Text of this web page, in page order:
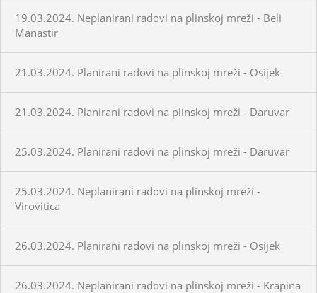
19.03.2024. Neplanirani radovi na plinskoj mreži - Beli
Manastir
21.03.2024. Planirani radovi na plinskoj mreži - Osijek
21.03.2024. Planirani radovi na plinskoj mreži - Daruvar
25.03.2024. Planirani radovi na plinskoj mreži - Daruvar
25.03.2024. Neplanirani radovi na plinskoj mreži -
Virovitica
26.03.2024. Planirani radovi na plinskoj mreži - Osijek
26.03.2024. Neplanirani radovi na plinskoj mreži - Krapina